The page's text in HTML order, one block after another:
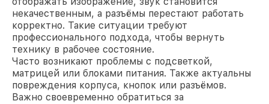
некачественным, а разъёмы перестают работать
корректно. Такие ситуации требуют
профессионального подхода, чтобы вернуть
технику в рабочее состояние.
Часто возникают проблемы с подсветкой,
матрицей или блоками питания. Также актуальны
повреждения корпуса, кнопок или разъёмов.
Важно своевременно обратиться за